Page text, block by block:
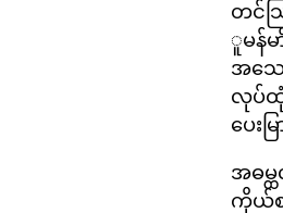
တင်သ
မန်မ
အသေ
လုပ်ထုံ
ပေးမ
အဓမ္
ကိုယ်စ